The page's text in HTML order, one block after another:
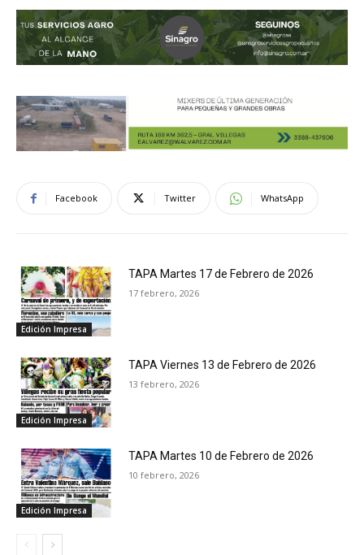
Facebook Twitter WhatsApp
Edición Impresa
TAPA Martes 17 de Febrero de 2026
17 febrero, 2026
Edición Impresa
TAPA Viernes 13 de Febrero de 2026
13 febrero, 2026
Edición Impresa
TAPA Martes 10 de Febrero de 2026
10 febrero, 2026